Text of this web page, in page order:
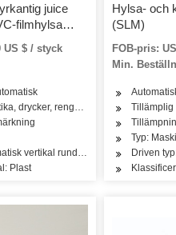
juice
filmhylsa
US $ / styck
drycker, rengöring, tvättmedel,
vertikal rund flaskmärkningsmaskin
Plast
Hylsa- och
(SLM)
FOB-pris:
Min.
Tillämplig
Typ:
Driven